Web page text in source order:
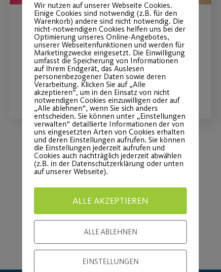
Sommerferienticket
Für Mitglieder und Nicht-Mitglieder
WEITERLESEN
Load More
Wir nutzen auf unserer Webseite Cookies.
Einige Cookies sind notwendig (z.B. für den
Warenkorb) andere sind nicht notwendig. Die
nicht-notwendigen Cookies helfen uns bei der
Optimierung unseres Online-Angebotes,
unserer Webseitenfunktionen und werden für
Marketingzwecke eingesetzt. Die Einwilligung
umfasst die Speicherung von Informationen
auf Ihrem Endgerät, das Auslesen
personenbezogener Daten sowie deren
Verarbeitung. Klicken Sie auf „Alle
akzeptieren“, um in den Einsatz von nicht
notwendigen Cookies einzuwilligen oder auf
„Alle ablehnen“, wenn Sie sich anders
entscheiden. Sie können unter „Einstellungen
verwalten“ detaillierte Informationen der von
uns eingesetzten Arten von Cookies erhalten
und deren Einstellungen aufrufen. Sie können
die Einstellungen jederzeit aufrufen und
Cookies auch nachträglich jederzeit abwählen
(z.B. in der Datenschutzerklärung oder unten
auf unserer Webseite).
ALLE AKZEPTIEREN
ALLE ABLEHNEN
EINSTELLUNGEN